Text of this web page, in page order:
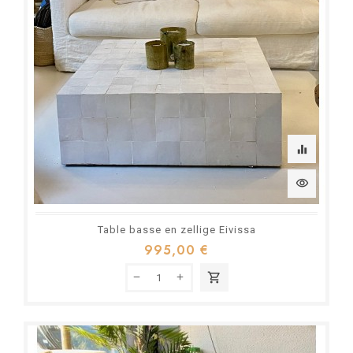
equalizer
visibility
Table basse en zellige Eivissa
995,00 €
shopping_cart